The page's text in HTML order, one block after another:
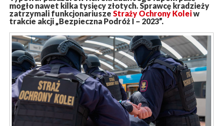
mogło nawet kilka tysięcy złotych. Sprawcę kradzieży
zatrzymali funkcjonariusze Straży Ochrony Koleiw
trakcie akcji „Bezpieczna Podróż I – 2023”.